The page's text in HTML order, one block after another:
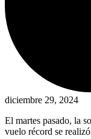
diciembre 29, 2024
El martes pasado, la
vuelo récord se